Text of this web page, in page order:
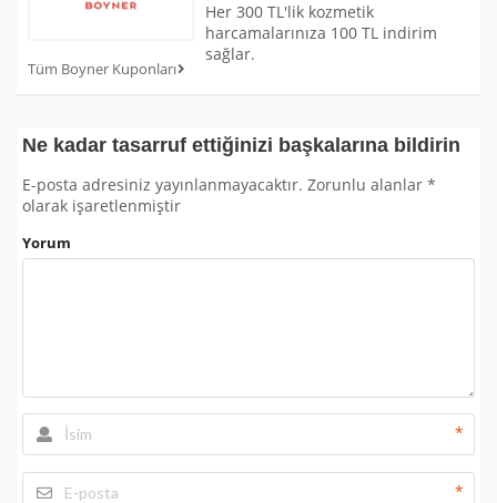
Tüm Boyner Kuponları
Her 300 TL'lik kozmetik
harcamalarınıza 100 TL indirim
sağlar.
Ne kadar tasarruf ettiğinizi başkalarına bildirin
E-posta adresiniz yayınlanmayacaktır. Zorunlu alanlar *
olarak işaretlenmiştir
Yorum
*
*